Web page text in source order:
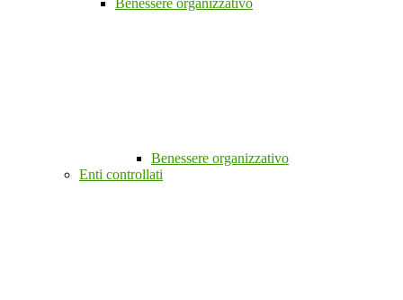
Benessere organizzativo
Benessere organizzativo
Enti controllati